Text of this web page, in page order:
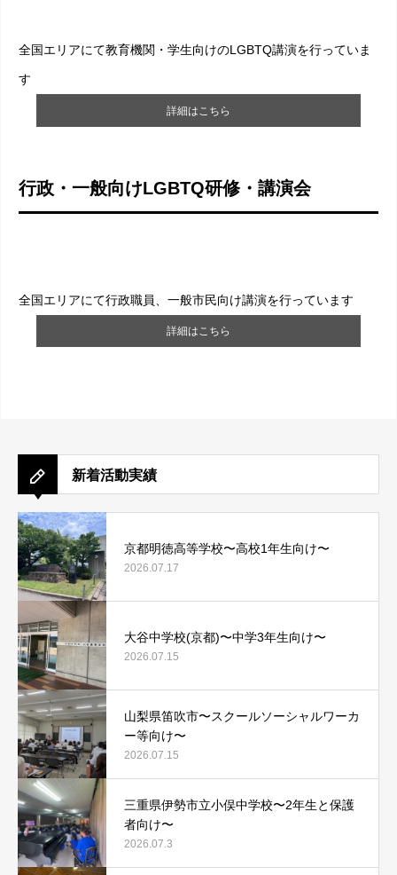
全国エリアにて教育機関・学生向けのLGBTQ講演を行っていま
す
詳細はこちら
行政・一般向けLGBTQ研修・講演会
全国エリアにて行政職員、一般市民向け講演を行っています
詳細はこちら
新着活動実績
京都明徳高等学校〜高校1年生向け〜
2026.07.17
大谷中学校(京都)〜中学3年生向け〜
2026.07.15
山梨県笛吹市〜スクールソーシャルワーカ
ー等向け〜
2026.07.15
三重県伊勢市立小俣中学校〜2年生と保護
者向け〜
2026.07.3